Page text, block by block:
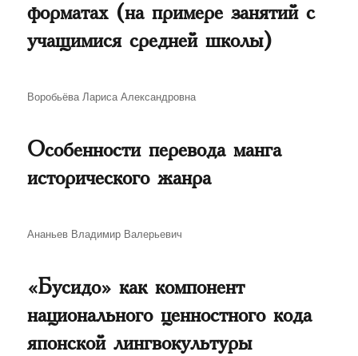
форматах (на примере занятий с
учащимися средней школы)
Автор
Воробьёва Лариса Александровна
Особенности перевода манга
исторического жанра
Автор
Ананьев Владимир Валерьевич
«Бусидо» как компонент
национального ценностного кода
японской лингвокультуры